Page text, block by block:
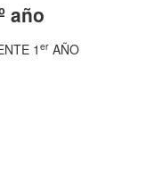
año
1 er AÑO